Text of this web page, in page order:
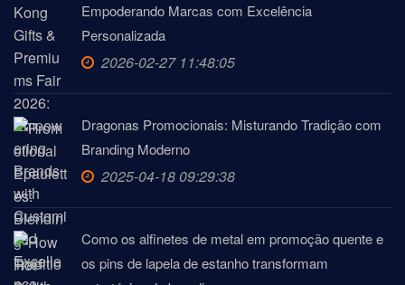
Empoderando Marcas com Excelência
Personalizada
2026-02-27 11:48:05
Dragonas Promocionais: Misturando Tradição com
Branding Moderno
2025-04-18 09:29:38
Como os alfinetes de metal em promoção quente e
os pins de lapela de estanho transformam